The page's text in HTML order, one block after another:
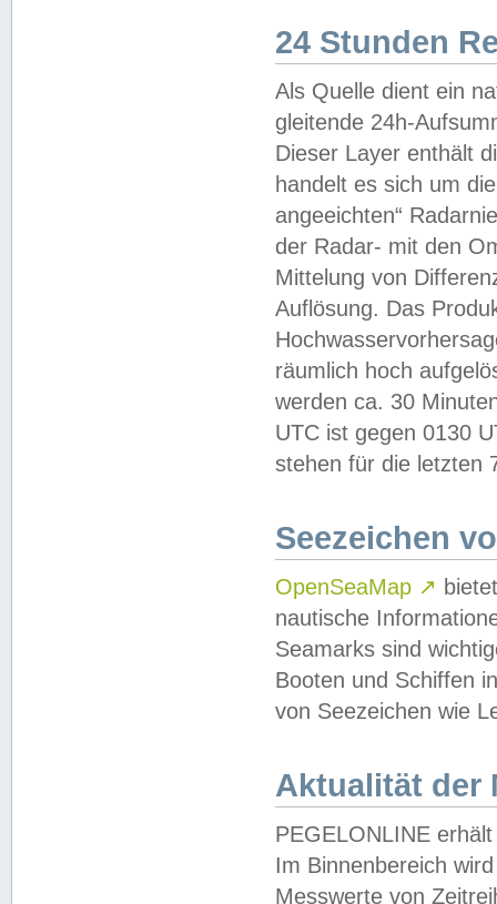
24 Stunden
Als Quelle dient ein
gleitende 24h-
Dieser Layer enthält
handelt es sich um
angeeichten“
der Radar- mit den
Mittelung von
Auflösung. Das
räumlich hoch
werden ca. 30
UTC ist gegen 0130
stehen für die letzten
Seezeichen
OpenSeaMap ↗
nautische
Seamarks sind
Booten und Schiffen
von Seezeichen wie
Aktualität der
PEGELONLINE
Im Binnenbereich
Messwerte von